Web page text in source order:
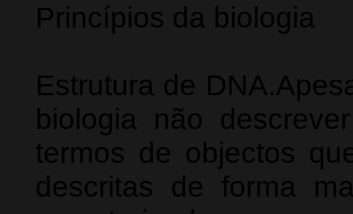
Princípios da biologia
Estrutura de
biologia não
termos de objectos
descritas de forma